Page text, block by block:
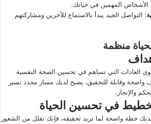
الأشخاص المهمين في حياتك.
: التواصل الجيد يبدأ بالاستماع للآخرين ومشاركتهم
منظمة
العادات التي تساهم في تحسين الصحة النفسية
واضحة وقابلة للتحقيق، يصبح لديك مسار محدد تسير
والإنجاز.
في تحسين الحياة
خطة واضحة لما تريد تحقيقه، فإنك تقلل من الشعور